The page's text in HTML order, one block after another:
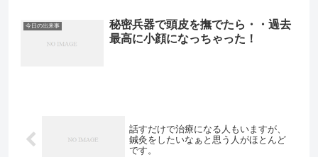
今日の出来事
秘密兵器で頭皮を撫でたら・・過去
最高に小顔になっちゃった！
話すだけで治療になる人もいますが、
鍼灸をしたいなぁと思う人がほとんど
です。